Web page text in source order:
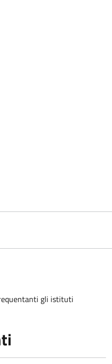
gli istituti